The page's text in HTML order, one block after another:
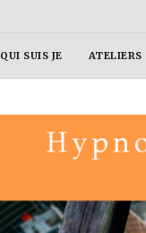
QUI SUIS JE ATELIERS